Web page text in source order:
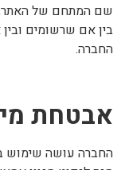
שם המתחם של האתר,
בין אם שרשומים
החברה.
אבטחת
החברה עושה שימוש